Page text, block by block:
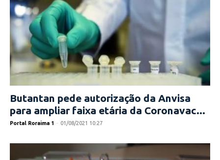
Butantan pede autorização da Anvisa
para ampliar faixa etária da Coronavac...
Portal Roraima 1 - 01/08/2021 10:27